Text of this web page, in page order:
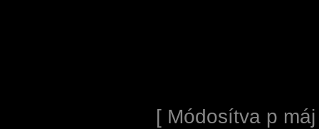
[ Módosítva p